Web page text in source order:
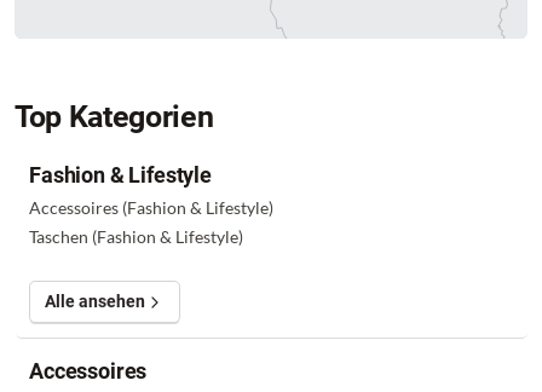
Top Kategorien
Fashion & Lifestyle
Accessoires (Fashion & Lifestyle)
Taschen (Fashion & Lifestyle)
Alle ansehen
Accessoires